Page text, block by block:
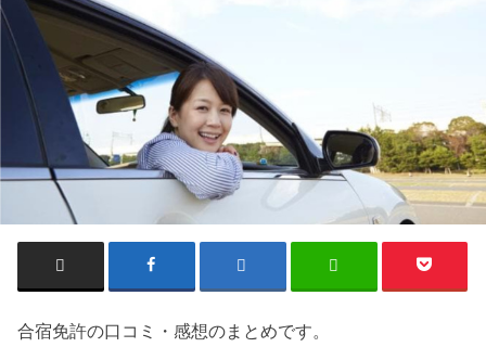
合宿免許の口コミ・感想のまとめです。